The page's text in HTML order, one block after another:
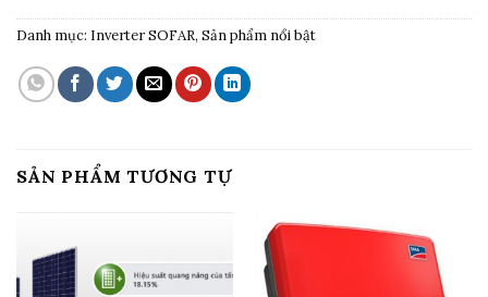
Danh mục: Inverter SOFAR, Sản phẩm nổi bật
SẢN PHẨM TƯƠNG TỰ